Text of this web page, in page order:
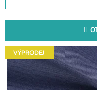
z
n
p
r
ý
p
VÝPRODEJ